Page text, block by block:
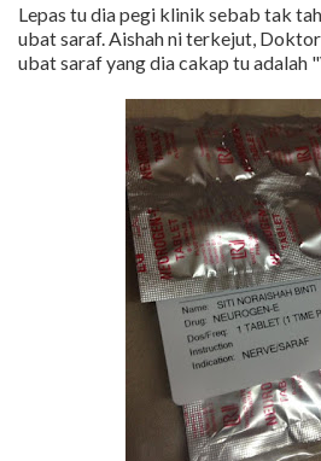
Lepas tu dia pegi klinik sebab tak
ubat saraf. Aishah ni terkejut,
ubat saraf yang dia cakap tu adalah